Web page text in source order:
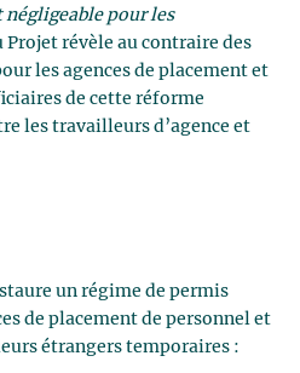
pour les
Projet révèle au contraire des
les agences de placement et
de cette réforme
les travailleurs d’agence et
un régime de permis
de placement de personnel et
étrangers temporaires :